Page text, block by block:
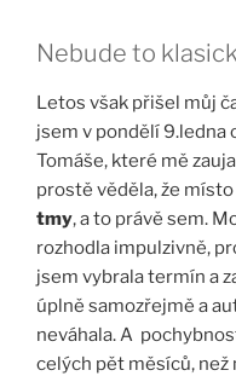
Nebude to
Letos však přišel můj
jsem v pondělí 9.ledna
Tomáše, které mě
prostě věděla, že
tmy, a to právě sem.
rozhodla impulzivně,
jsem vybrala termín a
úplně samozřejmě a
neváhala. A
celých pět měsíců, než